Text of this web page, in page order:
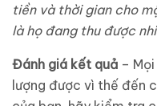
tiền và thời gian cho
là họ đang thu được
Đánh giá kết quả –
lượng được vì thế đến